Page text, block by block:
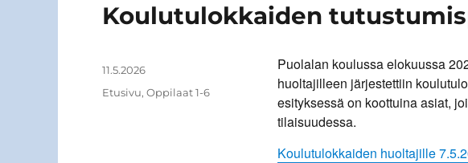
Koulutulokkaiden
Puolalan koulussa elokuussa
huoltajilleen järjestettiin
esityksessä on koottuina asiat,
tilaisuudessa.
Koulutulokkaiden huoltajille
Julkaistu
11.5.2026
Kategoriat
Etusivu, Oppilaat 1-6